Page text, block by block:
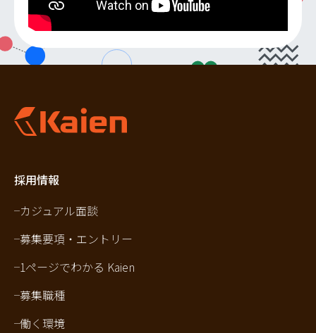
採用情報
カジュアル面談
募集要項・エントリー
1ページでわかる Kaien
募集職種
働く環境